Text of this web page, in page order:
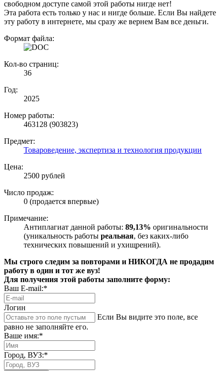
свободном доступе самой этой работы нигде нет!
Эта работа есть только у нас и нигде больше. Если Вы найдете
эту работу в интернете, мы сразу же вернем Вам все деньги.
Формат файла:
Кол-во страниц:
36
Год:
2025
Номер работы:
463128 (903823)
Предмет:
Товароведение, экспертиза и технология продукции
Цена:
2500 рублей
Число продаж:
0 (продается впервые)
Примечание:
Антиплагиат данной работы: 89,13% оригинальности
(уникальность работы реальная, без каких-либо
технических повышений и ухищрений).
Мы строго следим за повторами и НИКОГДА не продадим
работу в один и тот же вуз!
Для получения этой работы заполните форму:
Ваш E-mail:*
Логин
Если Вы видите это поле, все
равно не заполняйте его.
Ваше имя:*
Город, ВУЗ:*